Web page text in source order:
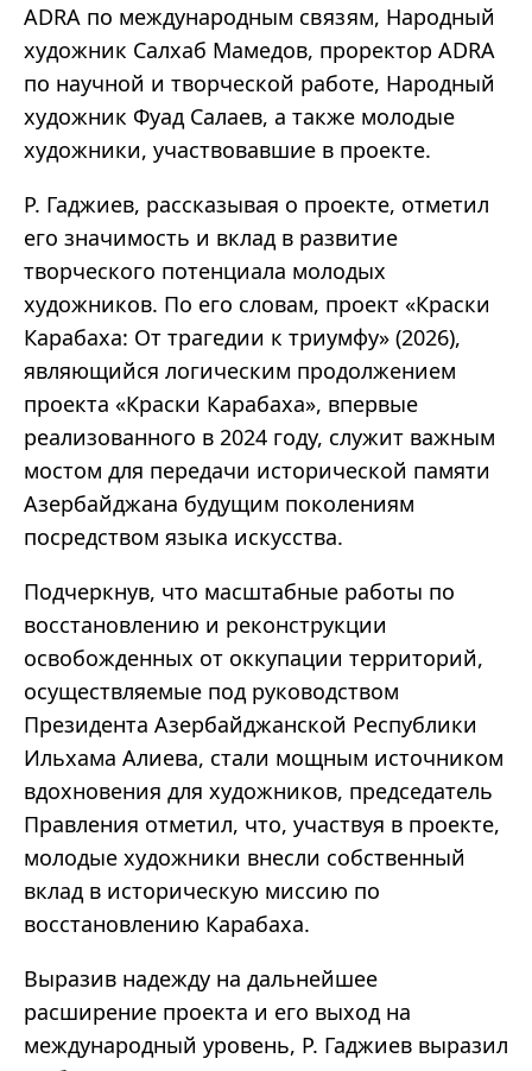
ADRA по международным связям, Народный
художник Салхаб Мамедов, проректор ADRA
по научной и творческой работе, Народный
художник Фуад Салаев, а также молодые
художники, участвовавшие в проекте.
Р. Гаджиев, рассказывая о проекте, отметил
его значимость и вклад в развитие
творческого потенциала молодых
художников. По его словам, проект «Краски
Карабаха: От трагедии к триумфу» (2026),
являющийся логическим продолжением
проекта «Краски Карабаха», впервые
реализованного в 2024 году, служит важным
мостом для передачи исторической памяти
Азербайджана будущим поколениям
посредством языка искусства.
Подчеркнув, что масштабные работы по
восстановлению и реконструкции
освобожденных от оккупации территорий,
осуществляемые под руководством
Президента Азербайджанской Республики
Ильхама Алиева, стали мощным источником
вдохновения для художников, председатель
Правления отметил, что, участвуя в проекте,
молодые художники внесли собственный
вклад в историческую миссию по
восстановлению Карабаха.
Выразив надежду на дальнейшее
расширение проекта и его выход на
международный уровень, Р. Гаджиев выразил